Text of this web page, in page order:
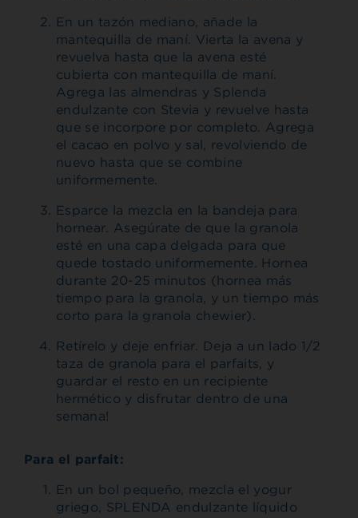
En un tazón mediano, añade la
mantequilla de maní. Vierta la avena y
revuelva hasta que la avena esté
cubierta con mantequilla de maní.
Agrega las almendras y Splenda
endulzante con Stevia y revuelve hasta
que se incorpore por completo. Agrega
el cacao en polvo y sal, revolviendo de
nuevo hasta que se combine
uniformemente.
Esparce la mezcla en la bandeja para
hornear. Asegúrate de que la granola
esté en una capa delgada para que
quede tostado uniformemente. Hornea
durante 20-25 minutos (hornea más
tiempo para la granola, y un tiempo más
corto para la granola chewier).
Retírelo y deje enfriar. Deja a un lado 1/2
taza de granola para el parfaits, y
guardar el resto en un recipiente
hermético y disfrutar dentro de una
semana!
Para el parfait:
En un bol pequeño, mezcla el yogur
griego, SPLENDA endulzante líquido